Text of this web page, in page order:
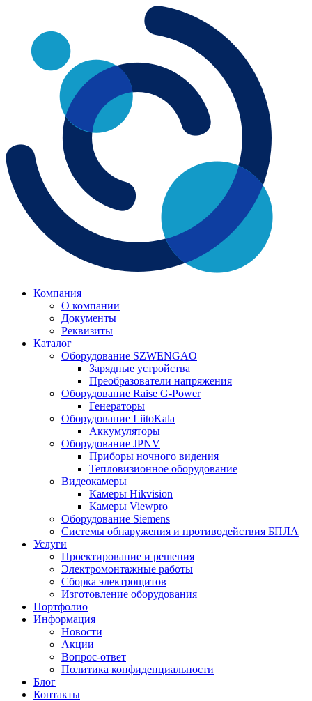
Компания
О компании
Документы
Реквизиты
Каталог
Оборудование SZWENGAO
Зарядные устройства
Преобразователи напряжения
Оборудование Raise G-Power
Генераторы
Оборудование LiitoKala
Аккумуляторы
Оборудование JPNV
Приборы ночного видения
Тепловизионное оборудование
Видеокамеры
Камеры Hikvision
Камеры Viewpro
Оборудование Siemens
Системы обнаружения и противодействия БПЛА
Услуги
Проектирование и решения
Электромонтажные работы
Сборка электрощитов
Изготовление оборудования
Портфолио
Информация
Новости
Акции
Вопрос-ответ
Политика конфиденциальности
Блог
Контакты